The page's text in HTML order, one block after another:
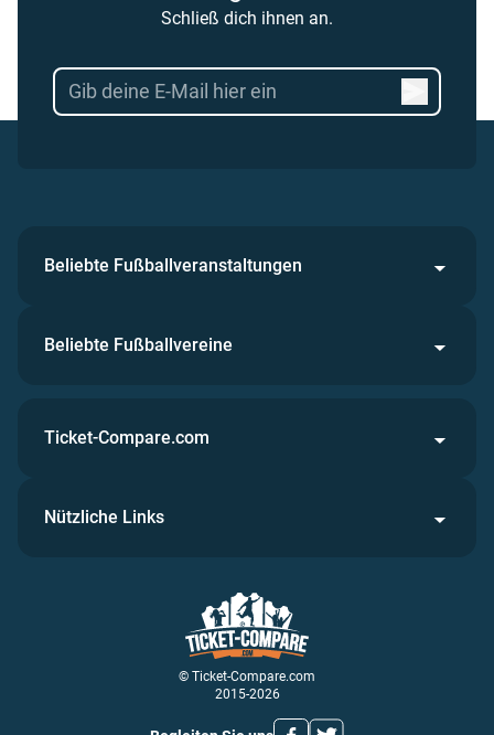
Schließ dich ihnen an.
Beliebte Fußballveranstaltungen
Beliebte Fußballvereine
© Ticket-Compare.com
2015-2026
Ticket-Compare.com
Nützliche Links